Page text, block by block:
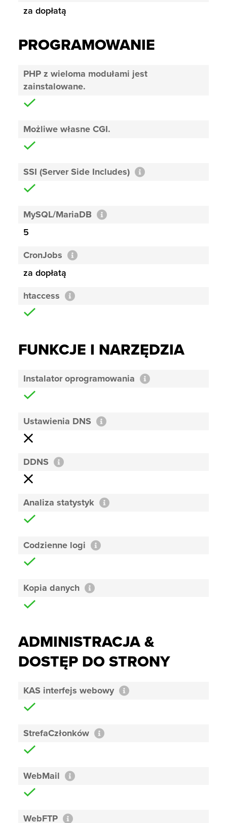
za dopłatą
PROGRAMOWANIE
PHP z wieloma modułami jest
zainstalowane.
Możliwe własne CGI.
SSI (Server Side Includes)
MySQL/MariaDB
5
CronJobs
za dopłatą
htaccess
FUNKCJE I NARZĘDZIA
Instalator oprogramowania
Ustawienia DNS
DDNS
Analiza statystyk
Codzienne logi
Kopia danych
ADMINISTRACJA &
DOSTĘP DO STRONY
KAS interfejs webowy
StrefaCzłonków
WebMail
WebFTP